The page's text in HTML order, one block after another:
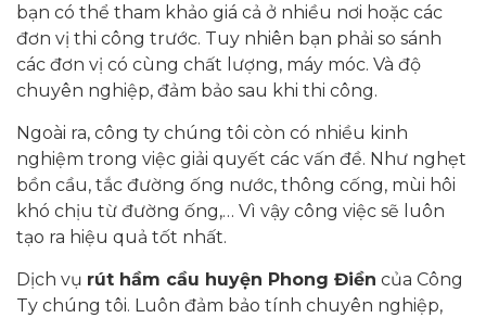
bạn có thể tham khảo giá cả ở nhiều nơi hoặc các
đơn vị thi công trước. Tuy nhiên bạn phải so sánh
các đơn vị có cùng chất lượng, máy móc. Và độ
chuyên nghiệp, đảm bảo sau khi thi công.
Ngoài ra, công ty chúng tôi còn có nhiều kinh
nghiệm trong việc giải quyết các vấn đề. Như nghẹt
bồn cầu, tắc đường ống nước, thông cống, mùi hôi
khó chịu từ đường ống,… Vì vậy công việc sẽ luôn
tạo ra hiệu quả tốt nhất.
Dịch vụ rút hầm cầu huyện Phong Điền của Công
Ty chúng tôi. Luôn đảm bảo tính chuyên nghiệp,